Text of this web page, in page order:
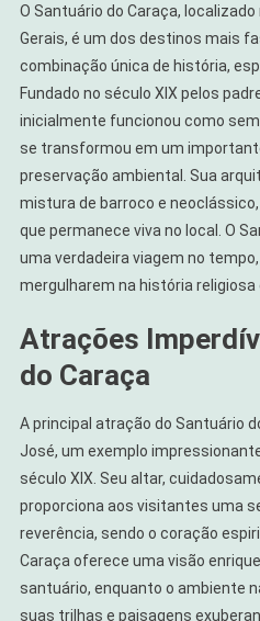
O Santuário do Caraça,
Gerais, é um dos destinos mais
combinação única de história,
Fundado no século XIX pelos
inicialmente funcionou como
se transformou em um
preservação ambiental. Sua
mistura de barroco e
que permanece viva no local. O
uma verdadeira viagem no
mergulharem na história religiosa
Atrações
do Caraça
A principal atração do Santuário
José, um exemplo
século XIX. Seu altar,
proporciona aos visitantes uma
reverência, sendo o coração
Caraça oferece uma visão
santuário, enquanto o ambiente
suas trilhas e paisagens